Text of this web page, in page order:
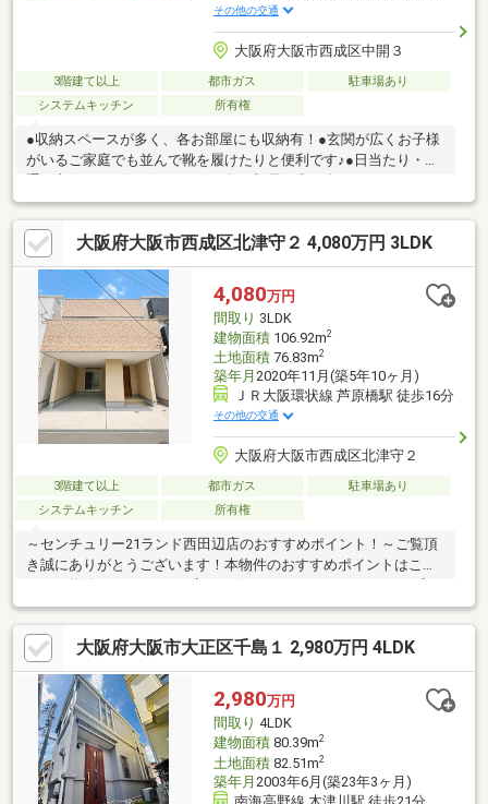
その他の交通
大阪府大阪市西成区中開３
3階建て以上 都市ガス
駐車場あり
システムキッチン
所有権
●収納スペースが多く、各お部屋にも収納有！●玄関が広くお子様
がいるご家庭でも並んで靴を履けたりと便利です♪●日当たり・風
す。●カウンターキッチンでリビングの様子を見ながらお料理が
可能♪●リビング階段でご家族の会話も増えそうです♪●室内大変綺
麗にお使いです。
大阪府大阪市西成区北津守２ 4,080万円 3LDK
4,080万円
間取り 3LDK
建物面積106.92m2
土地面積76.83m2
築年月 2020年11月(築5年10ヶ月)
ＪＲ大阪環状線 芦原橋駅 徒歩16分
その他の交通
大阪府大阪市西成区北津守２
3階建て以上 都市ガス
駐車場あり
システムキッチン
所有権
～センチュリー21ランド西田辺店のおすすめポイント！～ご覧頂
き誠にありがとうございます！本物件のおすすめポイントはこち
内状態は良好です。＜立地＞■大阪環状線「芦原橋」駅より徒歩
約16分お気軽にお問い合わせください！＜センチュリー21ランド
について＞●センチュリー21ランド西田辺店は・・・ お客様の
ニーズに寄り添い、大切なお住まいのご購入に最後まで伴走いた
します！●リフォームのご相談も承っております。●不動産に関す
るお悩み等、なんでもお気軽にご相談くださいませ！
大阪府大阪市大正区千島１ 2,980万円 4LDK
2,980万円
間取り 4LDK
建物面積80.39m2
土地面積82.51m2
築年月 2003年6月(築23年3ヶ月)